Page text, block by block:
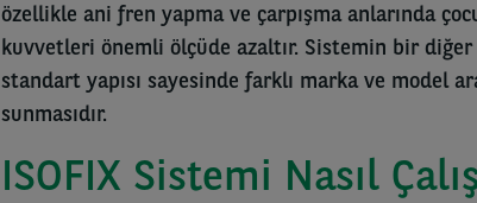
özellikle ani fren yapma ve çarpışma anlarında
kuvvetleri önemli ölçüde azaltır. Sistemin bir
standart yapısı sayesinde farklı marka ve model
sunmasıdır.
ISOFIX Sistemi Nasıl